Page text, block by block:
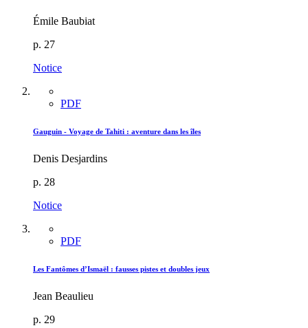
Émile Baubiat
p. 27
Notice
PDF
Gauguin - Voyage de Tahiti : aventure dans les îles
Denis Desjardins
p. 28
Notice
PDF
Les Fantômes d’Ismaël : fausses pistes et doubles jeux
Jean Beaulieu
p. 29